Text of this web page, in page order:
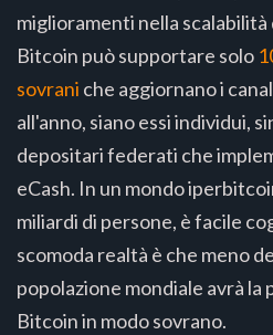
miglioramenti nella
Bitcoin può supportare solo
sovrani che aggiornano i
all'anno, siano essi individui,
depositari federati che
eCash. In un mondo
miliardi di persone, è facile
scomoda realtà è che meno
popolazione mondiale avrà la
Bitcoin in modo sovrano.